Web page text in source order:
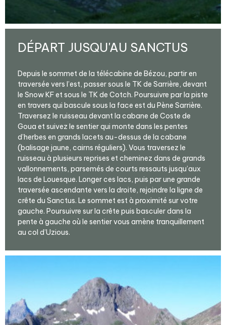
DÉPART JUSQU'AU SANCTUS
Depuis le sommet de la télécabine de Bézou, partir en
traversée vers l’est, passer sous le TK de Sarrière, devant
le Snow KF et sous le TK de Cotch. Poursuivre par la piste
en travers qui bascule sous la face est du Pène Sarrière.
Traversez le ruisseau devant la cabane de Coste de
Goua et suivez le sentier qui monte dans les pentes
d’herbes en grands lacets au-dessus de la cabane
(balisage jaune, cairns réguliers). Vous traversez le
ruisseau à plusieurs reprises et cheminez dans de grands
vallonnements, parsemés de courts ressauts jusqu’aux
lacs de Louesque. Longer ces lacs, puis par une grande
traversée ascendante vers la droite, rejoindre la ligne de
crête du Sanctus. Le sommet est à proximité sur votre
gauche. Poursuivre sur la crête puis basculer dans la
pente à gauche où le sentier vous amène tranquillement
au col d’Uzious.